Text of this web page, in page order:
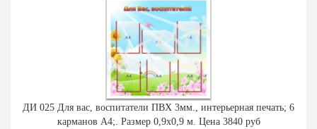
ДИ 025 Для вас, воспитатели ПВХ 3мм., интерьерная печать; 6
карманов А4;. Размер 0,9х0,9 м. Цена 3840 руб